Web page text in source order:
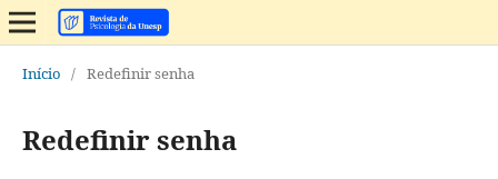
Início / Redefinir senha
Redefinir senha